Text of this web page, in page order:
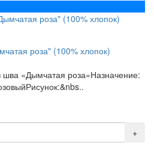
роза" (100% хлопок)
шва «Дымчатая роза»Назначение:
+